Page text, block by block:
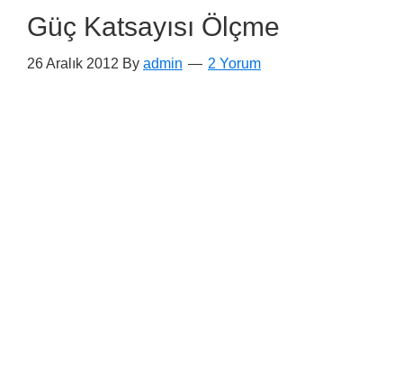
Güç Katsayısı Ölçme
26 Aralık 2012 By admin 2 Yorum